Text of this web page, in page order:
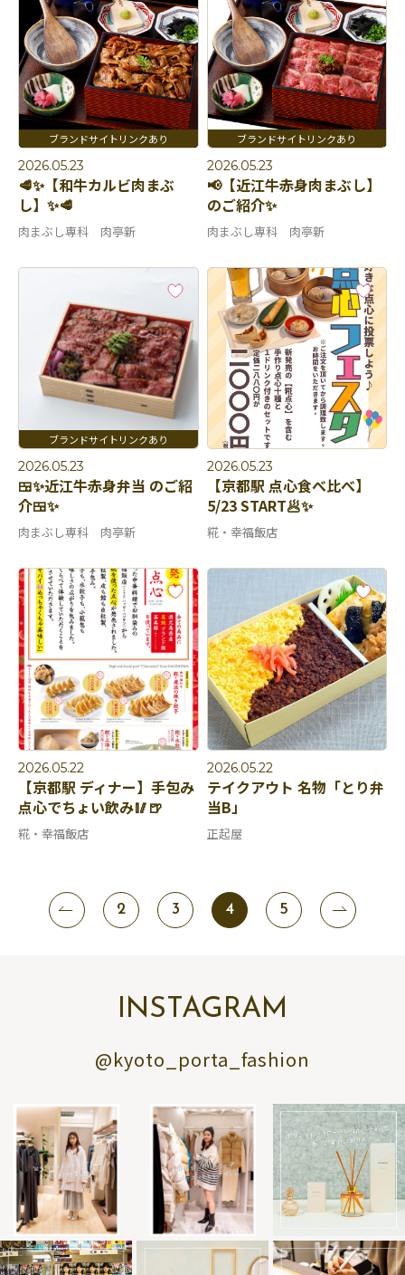
2026.05.23
🥩✨【和牛カルビ肉まぶ
し】✨🥩
肉まぶし専科 肉亭新
2026.05.23
📢【近江牛赤身肉まぶし】
のご紹介✨
肉まぶし専科 肉亭新
2026.05.23
🍱✨近江牛赤身弁当 のご紹
介🍱✨
肉まぶし専科 肉亭新
2026.05.23
【京都駅 点心食べ比べ】
5/23 START🥟✨
糀・幸福飯店
2026.05.22
【京都駅 ディナー】手包み
点心でちょい飲み🥢🍺
糀・幸福飯店
2026.05.22
テイクアウト 名物「とり弁
当B」
正起屋
2 3 4 5
INSTAGRAM
@kyoto_porta_fashion